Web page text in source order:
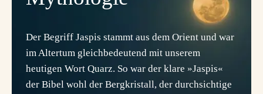
Der Begriff Jaspis stammt aus dem Orient und war
im Altertum gleichbedeutend mit unserem
heutigen Wort Quarz. So war der klare »Jaspis«
der Bibel wohl der Bergkristall, der durchsichtige